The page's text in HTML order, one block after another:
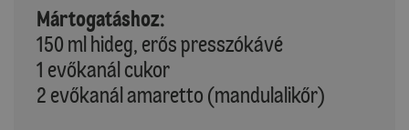
Mártogatáshoz:
150 ml hideg, erős presszókávé
1 evőkanál cukor
2 evőkanál amaretto (mandulalikőr)